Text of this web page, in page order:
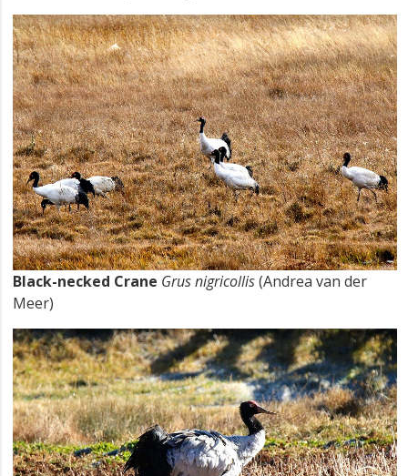
Black-necked Crane Grus nigricollis(Andrea van der
Meer)